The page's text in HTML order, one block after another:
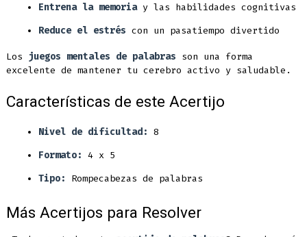
Entrena la memoriay las habilidades cognitivas
Reduce el estrés con un pasatiempo divertido
Los juegos mentales de palabras son una forma
excelente de mantener tu cerebro activo y saludable.
Características de este Acertijo
Nivel de dificultad: 8
Formato: 4 x 5
Tipo:
Rompecabezas de palabras
Más Acertijos para Resolver